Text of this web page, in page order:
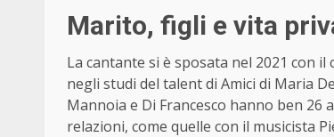
Marito, figli e vita
La cantante si è sposata nel 2021 con
negli studi del talent di Amici di Maria
Mannoia e Di Francesco hanno ben
relazioni, come quelle con il musicista